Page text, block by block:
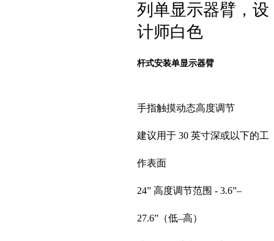
列单显示器臂，设
计师白色
杆式安装单显示器臂
手指触摸动态高度调节
建议用于 30 英寸深或以下的工
作表面
24” 高度调节范围 - 3.6”–
27.6”（低–高）